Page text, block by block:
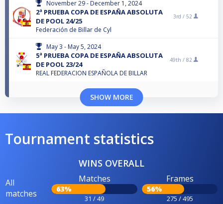
November 29 - December 1, 2024
2ª PRUEBA COPA DE ESPAÑA ABSOLUTA
DE POOL 24/25
Federación de Billar de Cyl
3rd / 52
May 3 - May 5, 2024
5ª PRUEBA COPA DE ESPAÑA ABSOLUTA
DE POOL 23/24
REAL FEDERACION ESPAÑOLA DE BILLAR
49th / 82
SHOW MORE
Tournament statistics
WINS OVERALL
All
matches
Matches
63%
31 / 49
Frames
56%
275 / 495